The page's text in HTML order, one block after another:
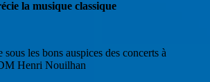
la musique classique